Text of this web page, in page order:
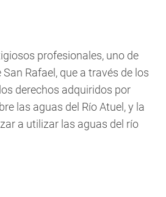
profesionales, uno de
Rafael, que a través de los
derechos adquiridos por
las aguas del Río Atuel, y la
a utilizar las aguas del río